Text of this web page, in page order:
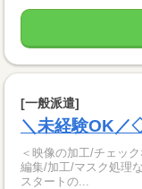
[一般派遣]
＼未経験OK／
＜映像の加工/チェックなど＞ 【具体的には…】 ■映
編集/加工/マスク処理な
スタートの...